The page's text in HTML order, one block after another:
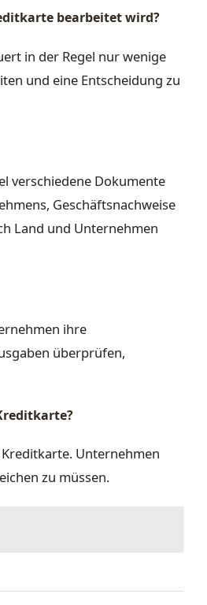
bearbeitet wird?
in der Regel nur wenige
und eine Entscheidung zu
verschiedene Dokumente
Geschäftsnachweise
Land und Unternehmen
ihre
überprüfen,
Unternehmen
zu müssen.